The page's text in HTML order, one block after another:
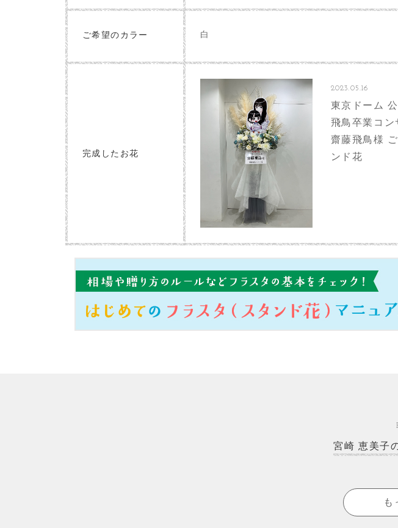
ご希望のカラー 白
完成したお花
2023.05.16
東京ドーム
飛鳥卒業コン
齋藤飛鳥様
ンド花
宮崎 恵美子
も